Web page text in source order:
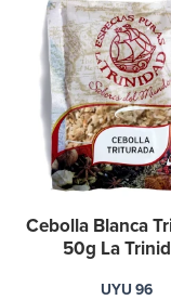
Cebolla Blanca
50g La
UYU 96